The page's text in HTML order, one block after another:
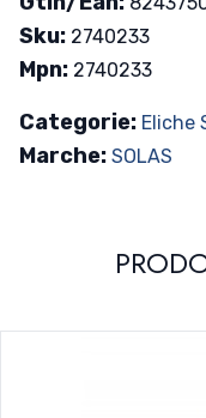
Sku: 2740233
Mpn: 2740233
Categorie: Eliche
Marche: SOLAS